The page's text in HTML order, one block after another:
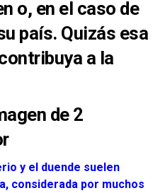
o, en el caso de
país. Quizás esa
a la
y el duende suelen
considerada por muchos